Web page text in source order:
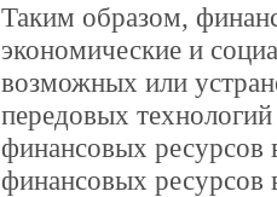
Таким образом,
экономические и
возможных или
передовых
финансовых ресурсов
финансовых ресурсов